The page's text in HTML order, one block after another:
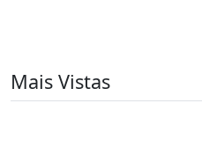
Mais Vistas